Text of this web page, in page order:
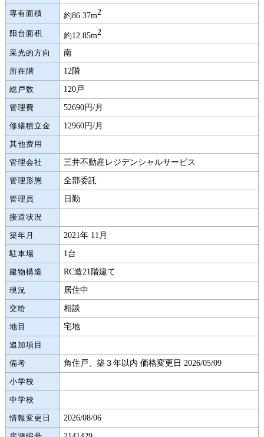
専有面積 約86.37m2
阳台面积 約12.85m2
采光的方向 南
所在階 12階
総戸数 120戸
管理費 52690円/月
修繕積立金 12960円/月
其他费用
管理会社 三井不動産レジデンシャルサービス
管理形態 全部委託
管理員 日勤
接道状況
築年月 2021年 11月
駐車場 1台
建物構造 RC造21階建て
現況 居住中
交给 相談
地目 宅地
追加項目
備考 角住戸、築３年以内 価格変更日 2026/05/09
小学校
中学校
情報変更日 2026/08/06